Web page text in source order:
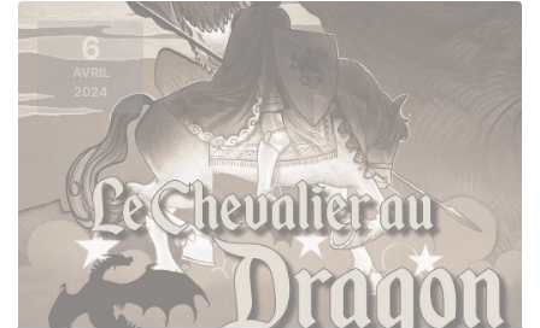
6
AVRIL
2024